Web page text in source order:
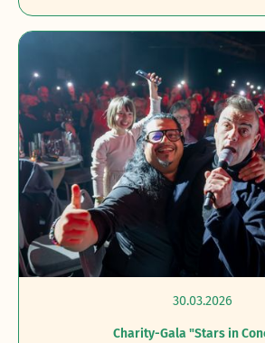
30.03.2026
Charity-Gala "Stars in